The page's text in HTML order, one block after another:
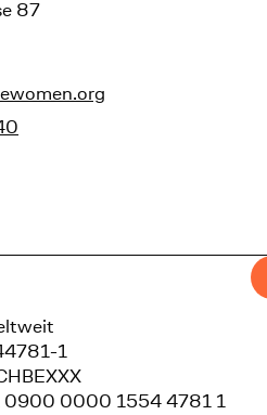
87
1
0900 0000 1554 4781 1